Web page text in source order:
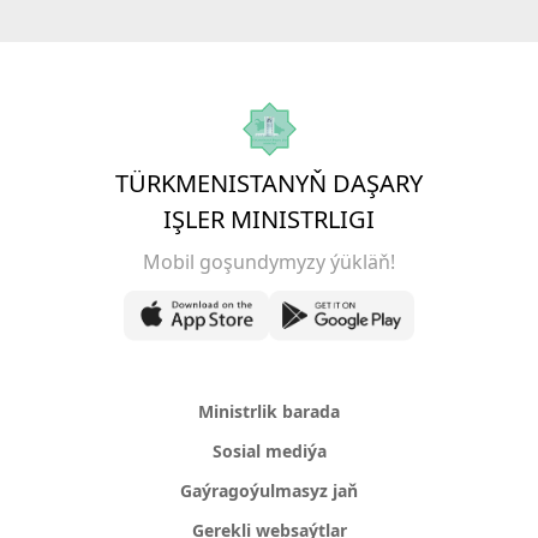
TÜRKMENISTANYŇ DAŞARY
IŞLER MINISTRLIGI
Mobil goşundymyzy ýükläň!
Ministrlik barada
Sosial mediýa
Gaýragoýulmasyz jaň
Gerekli websaýtlar